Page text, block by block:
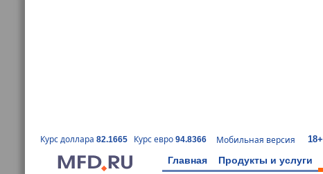
Курс доллара 82.1665 Курс евро 94.8366 Мобильная версия 18+
Главная Продукты и услуги